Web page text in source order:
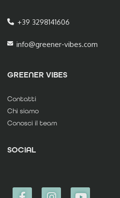
+39 3298141606
info@greener-vibes.com
GREENER VIBES
Contatti
Chi siamo
Conosci il team
SOCIAL